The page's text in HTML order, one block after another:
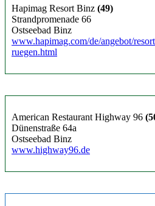
Hapimag Resort Binz (49)
Strandpromenade 66
Ostseebad Binz
www.hapimag.com/de/angebot/
ruegen.html
American Restaurant Highway 96
Dünenstraße 64a
Ostseebad Binz
www.highway96.de